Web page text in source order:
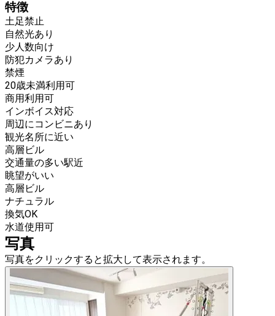
特徴
土足禁止
自然光あり
少人数向け
防犯カメラあり
禁煙
20歳未満利用可
商用利用可
インボイス対応
周辺にコンビニあり
観光名所に近い
高層ビル
交通量の多い駅近
眺望がいい
高層ビル
ナチュラル
換気OK
水道使用可
写真
写真をクリックすると拡大して表示されます。